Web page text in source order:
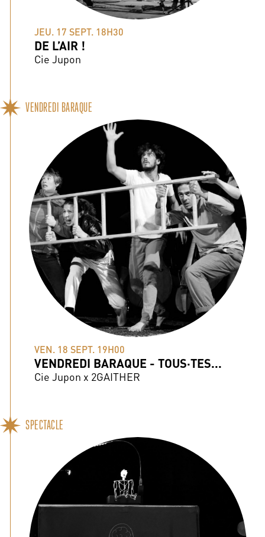
JEU. 17 SEPT. 18H30
DE L’AIR !
Cie Jupon
VENDREDI BARAQUE
VEN. 18 SEPT. 19H00
VENDREDI BARAQUE - TOUS·TES...
Cie Jupon x 2GAITHER
SPECTACLE